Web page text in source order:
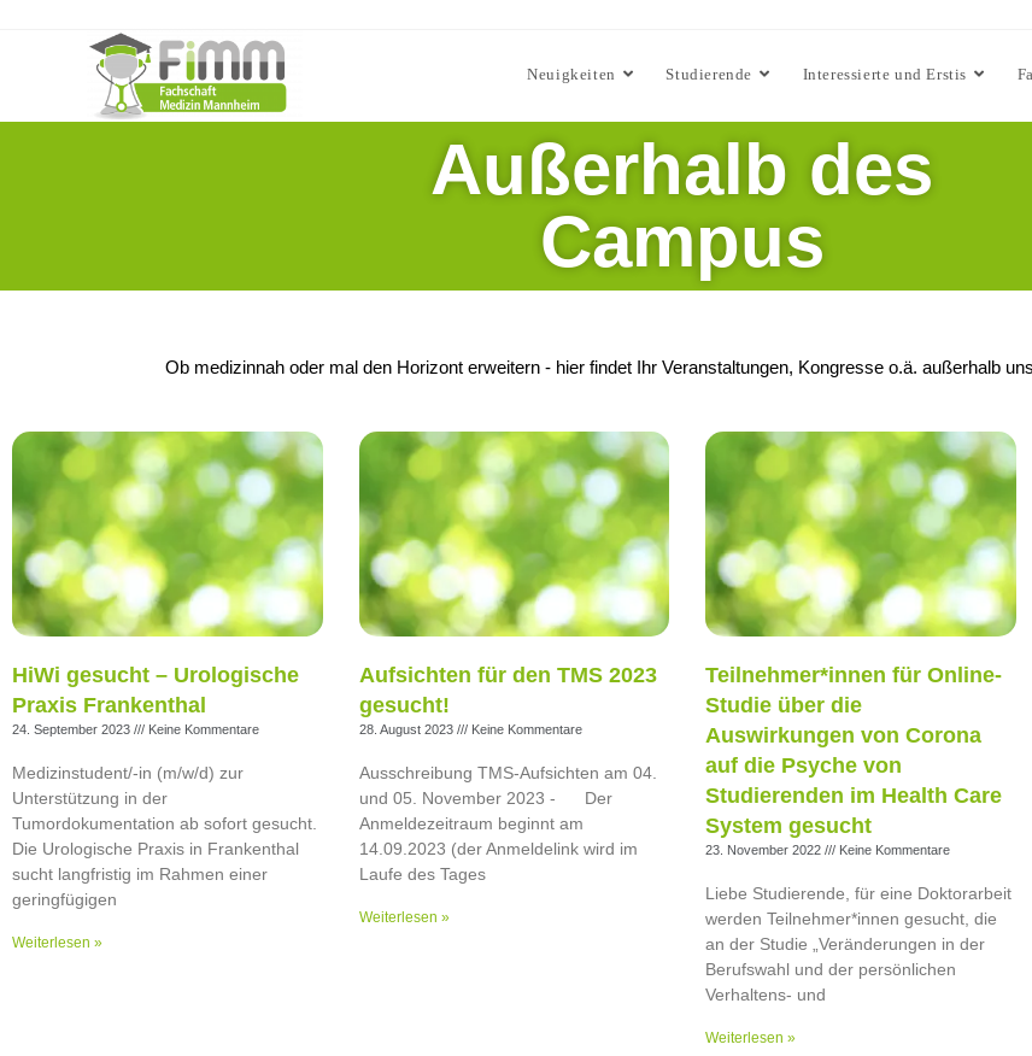
Neuigkeiten Studierende Interessierte und Erstis
Außerhalb des
Campus
Ob medizinnah oder mal den Horizont erweitern - hier findet Ihr Veranstaltungen, Kongresse o.ä. außerhalb
HiWi gesucht – Urologische
Praxis Frankenthal
24. September 2023 Keine Kommentare
Medizinstudent/-in (m/w/d) zur
Unterstützung in der
Tumordokumentation ab sofort gesucht.
Die Urologische Praxis in Frankenthal
sucht langfristig im Rahmen einer
geringfügigen
Weiterlesen »
Aufsichten für den TMS 2023
gesucht!
28. August 2023 Keine Kommentare
Ausschreibung TMS-Aufsichten am 04.
und 05. November 2023 - Der
Anmeldezeitraum beginnt am
14.09.2023 (der Anmeldelink wird im
Laufe des Tages
Weiterlesen »
Teilnehmer*innen für Online-
Studie über die
Auswirkungen von Corona
auf die Psyche von
Studierenden im Health Care
System gesucht
23. November 2022 Keine Kommentare
Liebe Studierende, für eine Doktorarbeit
werden Teilnehmer*innen gesucht, die
an der Studie „Veränderungen in der
Berufswahl und der persönlichen
Verhaltens- und
Weiterlesen »